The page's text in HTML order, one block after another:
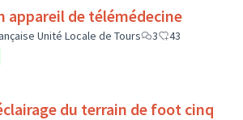
appareil de télémédecine
Unité Locale de Tours 3
43
du terrain de foot cinq